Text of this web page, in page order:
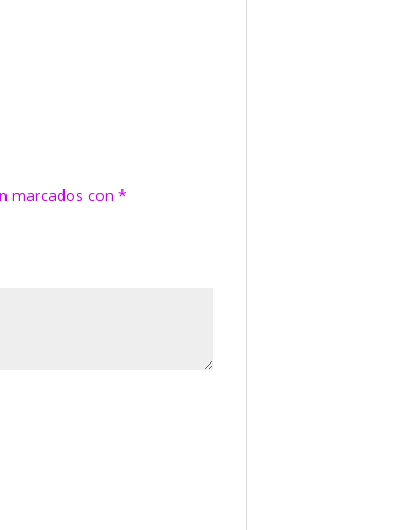
marcados con*